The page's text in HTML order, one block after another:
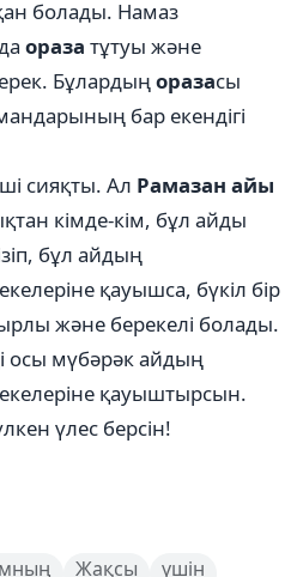
болады. Намаз
ораза тұтуы және
Бұлардыңоразасы
бар екендігі
сияқты. Ал Рамазан айы
кімде-кім, бұл айды
бұл айдың
қауышса, бүкіл бір
және берекелі болады.
осы мүбәрәк айдың
қауыштырсын.
үлес берсін!
Жақсы
үшін